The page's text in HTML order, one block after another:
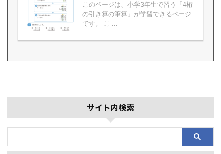
このページは、小学3年生で習う「4桁
の引き算の筆算」が学習できるページ
です。 こ ...
サイト内検索